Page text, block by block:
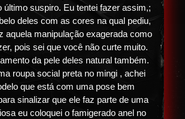
último suspiro. Eu tentei fazer assim,;
deles com as cores na qual pediu,
aquela manipulação exagerada como
pois sei que você não curte muito.
da pele deles natural também.
roupa social preta no mingi , achei
que está com uma pose bem
sinalizar que ele faz parte de uma
eu coloquei o famigerado anel no